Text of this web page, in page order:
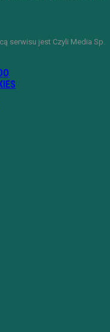
serwisu jest Czyli Media Sp.